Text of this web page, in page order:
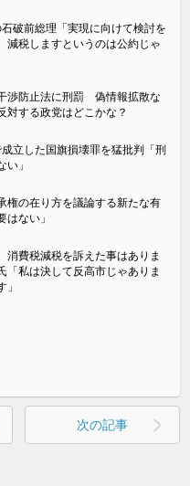
石破前総理「実現に向けて検討を
減税しますというのは公約じゃ
渉防止法に刑罰 偽情報拡散な
する政党はどこかな？
成立した国旗損壊罪を猛批判「刑
」
権の在り方を議論する新たな有
ない」
消費税減税を訴えた事はありま
私は決して反高市じゃありま
次の記事